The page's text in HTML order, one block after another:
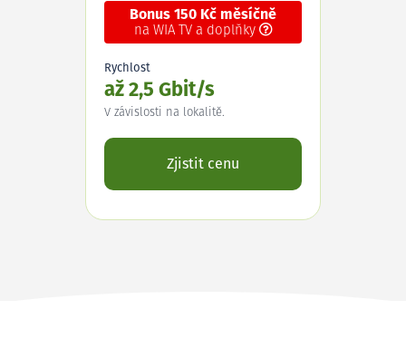
Bonus 150 Kč měsíčně
na WIA TV a doplňky
Rychlost
až 2,5 Gbit/s
V závislosti na lokalitě.
Zjistit cenu